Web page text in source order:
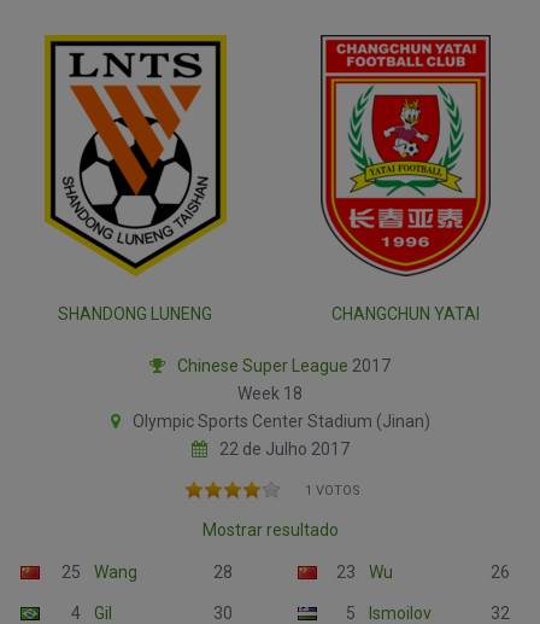
SHANDONG LUNENG CHANGCHUN YATAI
Chinese Super League 2017
Week 18
Olympic Sports Center Stadium (Jinan)
22 de Julho 2017
1 VOTOS
Mostrar resultado
25 Wang 28
4 Gil 30
23 Wu 26
5 Ismoilov 32